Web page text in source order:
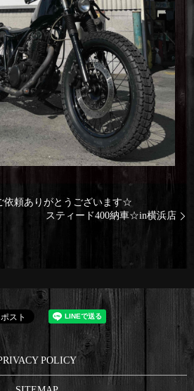
依頼ありがとうございます☆
スティード400納車☆in横浜店
POLICY